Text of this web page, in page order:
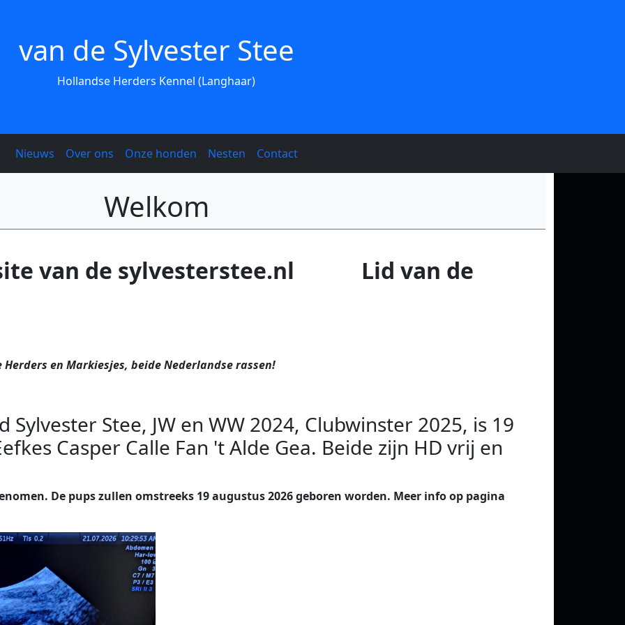
van de Sylvester Stee
Hollandse Herders Kennel (Langhaar)
Nieuws Over ons Onze honden Nesten Contact
Welkom
van de sylvesterstee.nl Lid van de
en Markiesjes, beide Nederlandse rassen!
Stee, JW en WW 2024, Clubwinster 2025, is 19
Casper Calle Fan 't Alde Gea. Beide zijn HD vrij en
De pups zullen omstreeks 19 augustus 2026 geboren worden. Meer info op pagina